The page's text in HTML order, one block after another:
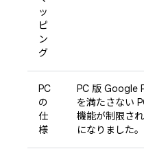
ッ
ピ
ン
グ
PC
の
仕
様
PC 版 Google
を満たさない
機能が制限さ
になりました。